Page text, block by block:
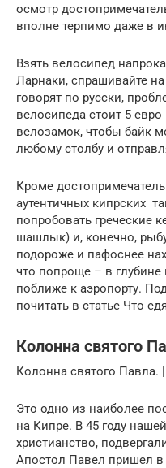
осмотр
вполне терпимо даже в
Взять велосипед
Ларнаки, спрашивайте
говорят по русски,
велосипеда стоит 5
велозамок, чтобы байк
любому столбу и
Кроме
аутентичных кипрских
попробовать греческие
шашлык) и, конечно,
подороже и пафоснее
что попроще – в глубине
поближе к аэропорту.
почитать в статье Что
Колонна святого
Колонна святого Павла.
Это одно из наиболее
на Кипре. В 45 году
христианство,
Апостол Павел пришел в